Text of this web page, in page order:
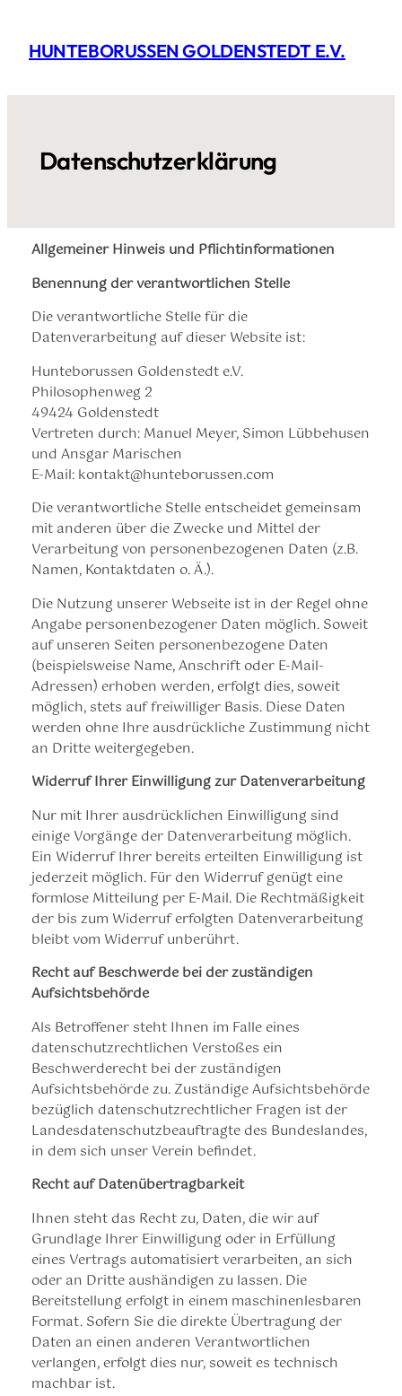
HUNTEBORUSSEN GOLDENSTEDT E.V.
Datenschutzerklärung
Allgemeiner Hinweis und Pflichtinformationen
Benennung der verantwortlichen Stelle
Die verantwortliche Stelle für die
Datenverarbeitung auf dieser Website ist:
Hunteborussen Goldenstedt e.V.
Philosophenweg 2
49424 Goldenstedt
Vertreten durch: Manuel Meyer, Simon Lübbehusen
und Ansgar Marischen
E-Mail: kontakt@hunteborussen.com
Die verantwortliche Stelle entscheidet gemeinsam
mit anderen über die Zwecke und Mittel der
Verarbeitung von personenbezogenen Daten (z.B.
Namen, Kontaktdaten o. Ä.).
Die Nutzung unserer Webseite ist in der Regel ohne
Angabe personenbezogener Daten möglich. Soweit
auf unseren Seiten personenbezogene Daten
(beispielsweise Name, Anschrift oder E-Mail-
Adressen) erhoben werden, erfolgt dies, soweit
möglich, stets auf freiwilliger Basis. Diese Daten
werden ohne Ihre ausdrückliche Zustimmung nicht
an Dritte weitergegeben.
Widerruf Ihrer Einwilligung zur Datenverarbeitung
Nur mit Ihrer ausdrücklichen Einwilligung sind
einige Vorgänge der Datenverarbeitung möglich.
Ein Widerruf Ihrer bereits erteilten Einwilligung ist
jederzeit möglich. Für den Widerruf genügt eine
formlose Mitteilung per E-Mail. Die Rechtmäßigkeit
der bis zum Widerruf erfolgten Datenverarbeitung
bleibt vom Widerruf unberührt.
Recht auf Beschwerde bei der zuständigen
Aufsichtsbehörde
Als Betroffener steht Ihnen im Falle eines
datenschutzrechtlichen Verstoßes ein
Beschwerderecht bei der zuständigen
Aufsichtsbehörde zu. Zuständige Aufsichtsbehörde
bezüglich datenschutzrechtlicher Fragen ist der
Landesdatenschutzbeauftragte des Bundeslandes,
in dem sich unser Verein befindet.
Recht auf Datenübertragbarkeit
Ihnen steht das Recht zu, Daten, die wir auf
Grundlage Ihrer Einwilligung oder in Erfüllung
eines Vertrags automatisiert verarbeiten, an sich
oder an Dritte aushändigen zu lassen. Die
Bereitstellung erfolgt in einem maschinenlesbaren
Format. Sofern Sie die direkte Übertragung der
Daten an einen anderen Verantwortlichen
verlangen, erfolgt dies nur, soweit es technisch
machbar ist.